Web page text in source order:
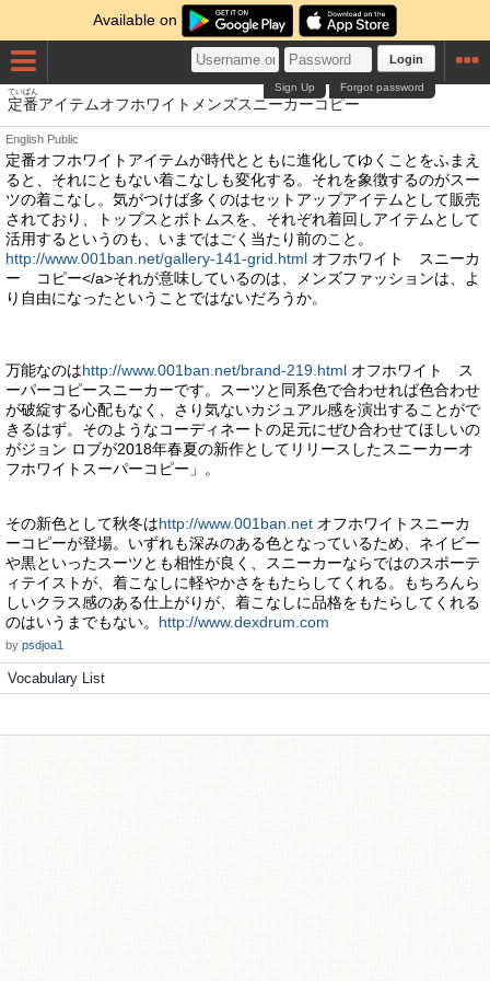
Available on
Login
Forgot password
Sign Up
定番
ていばん
アイテムオフホワイトメンズスニーカーコピー
English Public
定番オフホワイトアイテムが時代とともに進化してゆくことをふまえ
ると、それにともない着こなしも変化する。それを象徴するのがスー
ツの着こなし。気がつけば多くのはセットアップアイテムとして販売
されており、トップスとボトムスを、それぞれ着回しアイテムとして
活用するというのも、いまではごく当たり前のこと。
http://www.001ban.net/gallery-141-grid.html オフホワイト スニーカ
ー コピー</a>それが意味しているのは、メンズファッションは、よ
り自由になったということではないだろうか。
万能なのはhttp://www.001ban.net/brand-219.html オフホワイト ス
ーパーコピースニーカーです。スーツと同系色で合わせれば色合わせ
が破綻する心配もなく、さり気ないカジュアル感を演出することがで
きるはず。そのようなコーディネートの足元にぜひ合わせてほしいの
がジョン ロブが2018年春夏の新作としてリリースしたスニーカーオ
フホワイトスーパーコピー」。
その新色として秋冬はhttp://www.001ban.net オフホワイトスニーカ
ーコピーが登場。いずれも深みのある色となっているため、ネイビー
や黒といったスーツとも相性が良く、スニーカーならではのスポーテ
ィテイストが、着こなしに軽やかさをもたらしてくれる。もちろんら
しいクラス感のある仕上がりが、着こなしに品格をもたらしてくれる
のはいうまでもない。 http://www.dexdrum.com
by psdjoa1
Vocabulary List